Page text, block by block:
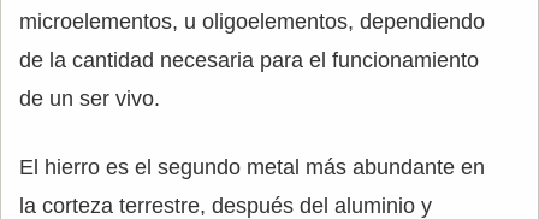
microelementos, u oligoelementos, dependiendo
de la cantidad necesaria para el funcionamiento
de un ser vivo.
El hierro es el segundo metal más abundante en
la corteza terrestre, después del aluminio y